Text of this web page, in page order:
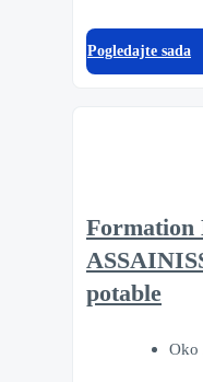
Pogledajte sada
Formation
potable
Oko